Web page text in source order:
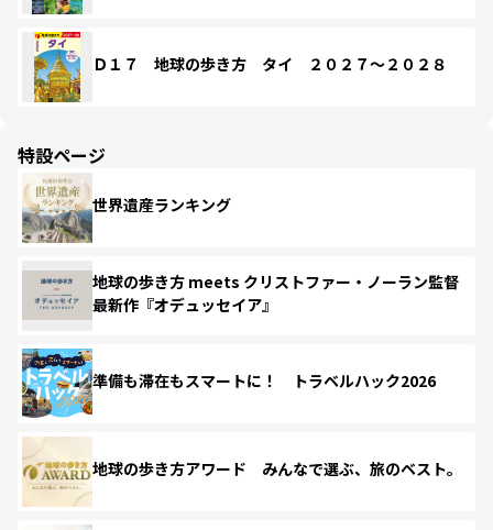
Ｄ１７ 地球の歩き方 タイ ２０２７～２０２８
特設ページ
世界遺産ランキング
地球の歩き方 meets クリストファー・ノーラン監督
最新作『オデュッセイア』
準備も滞在もスマートに！ トラベルハック2026
地球の歩き方アワード みんなで選ぶ、旅のベスト。